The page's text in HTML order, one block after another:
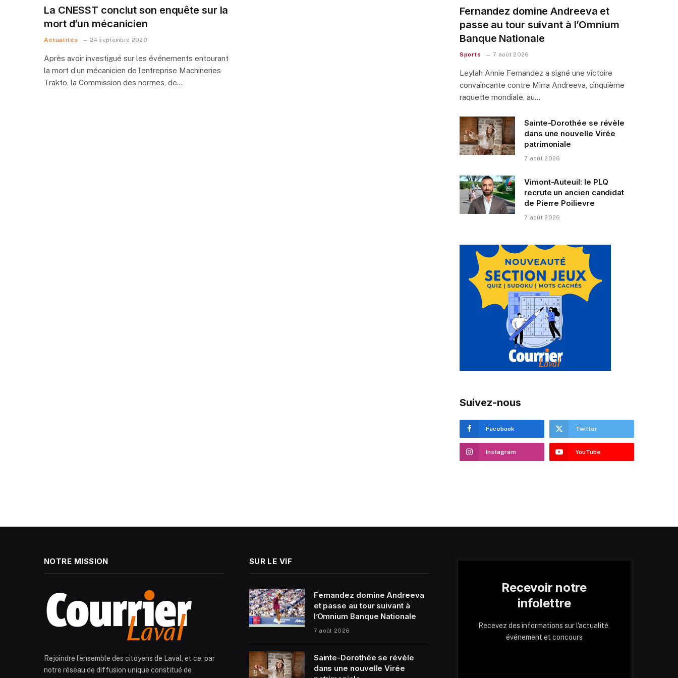
La CNESST conclut son enquête sur la
mort d’un mécanicien
Actualités 24 septembre 2020
Après avoir investigué sur les événements entourant
la mort d’un mécanicien de l’entreprise Machineries
Trakto, la Commission des normes, de…
Fernandez domine Andreeva et
passe au tour suivant à l’Omnium
Banque Nationale
Sports 7 août 2026
Leylah Annie Fernandez a signé une victoire
convaincante contre Mirra Andreeva, cinquième
raquette mondiale, au…
Sainte-Dorothée se révèle
dans une nouvelle Virée
patrimoniale
7 août 2026
Vimont-Auteuil: le PLQ
recrute un ancien candidat
de Pierre Poilievre
7 août 2026
Suivez-nous
Facebook Twitter
Instagram YouTube
NOTRE MISSION
Rejoindre l’ensemble des citoyens de Laval, et ce, par
notre réseau de diffusion unique constitué de
SUR LE VIF
Fernandez domine Andreeva
et passe au tour suivant à
l’Omnium Banque Nationale
7 août 2026
Sainte-Dorothée se révèle
dans une nouvelle Virée
Recevoir notre
infolettre
Recevez des informations sur l'actualité,
événement et concours